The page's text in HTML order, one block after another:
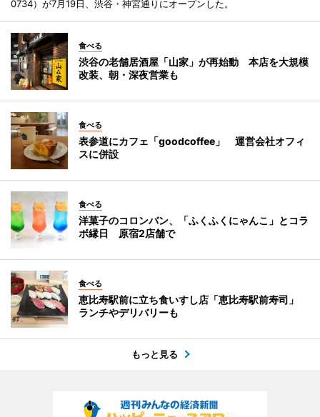
0734）が7月19日、渋谷・神宮通りにオープンした。
食べる
渋谷の老舗居酒屋「山家」が再始動 本店を大規模
改装、朝・深夜営業も
食べる
表参道にカフェ「goodcoffee」 運営会社オフィ
スに併設
食べる
洋菓子のコロンバン、「ふくふくにゃんこ」とコラ
ボ縁日 原宿2店舗で
食べる
恵比寿駅前に立ち食いすし店「恵比寿駅前寿司」
ランチやデリバリーも
もっと見る